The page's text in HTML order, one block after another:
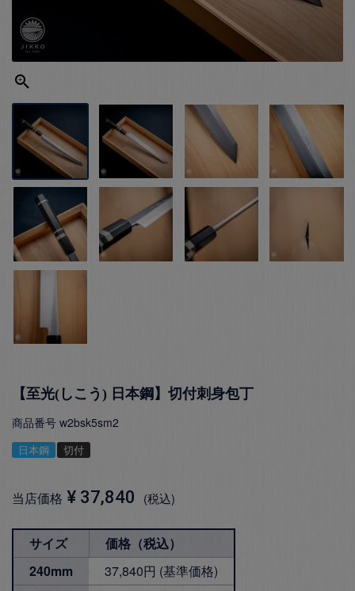
【至光(しこう) 日本鋼】切付刺身包丁
商品番号 w2bsk5sm2
日本鋼 切付
当店価格 ¥ 37,840 税込
サイズ
価格（税込）
240mm
37,840円 (基準価格)